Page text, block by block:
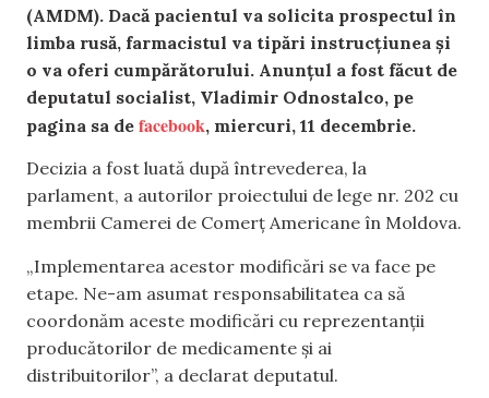
(AMDM). Dacă pacientul va solicita prospectul în
limba rusă, farmacistul va tipări instrucțiunea și
o va oferi cumpărătorului. Anunțul a fost făcut de
deputatul socialist, Vladimir Odnostalco, pe
pagina sa de facebook, miercuri, 11 decembrie.
Decizia a fost luată după întrevederea, la
parlament, a autorilor proiectului de lege nr. 202 cu
membrii Camerei de Comerț Americane în Moldova.
„Implementarea acestor modificări se va face pe
etape. Ne-am asumat responsabilitatea ca să
coordonăm aceste modificări cu reprezentanții
producătorilor de medicamente și ai
distribuitorilor”, a declarat deputatul.